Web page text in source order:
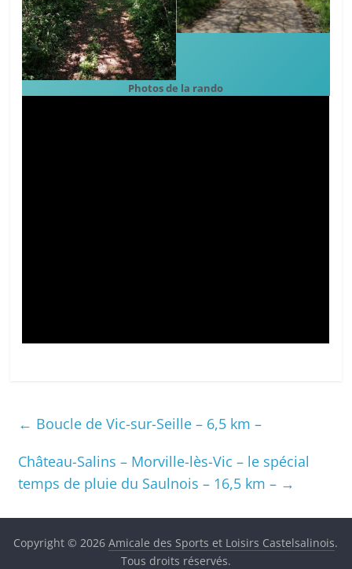
Photos de la rando
← Boucle de Vic-sur-Seille – 6,5 km –
Château-Salins – Morville-lès-Vic – le spécial
temps de pluie du Saulnois – 16,5 km – →
Copyright © 2026Amicale des Sports et Loisirs Castelsalinois.
Tous droits réservés.